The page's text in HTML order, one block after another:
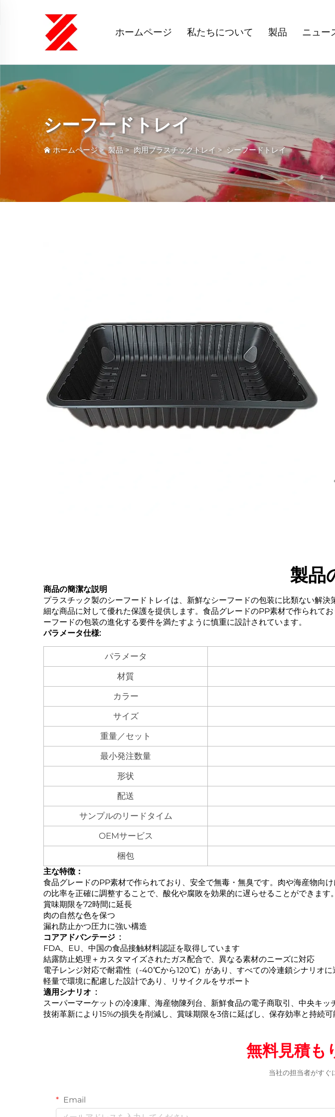
ホームページ 私たちについて 製品 ニュー
シーフードトレイ
ホームページ>製品>肉用プラスチックトレイ > シーフードトレイ
製品
商品の簡潔な説明
プラスチック製のシーフードトレイは、新鮮なシーフードの包装に比類ない解
細な商品に対して優れた保護を提供します。食品グレードのPP素材で作られて
ーフードの包装の進化する要件を満たすように慎重に設計されています。
パラメータ仕様:
パラメータ
材質
カラー
サイズ
重量／セット
最小発注数量
形状
配送
サンプルのリードタイム
OEMサービス
梱包
主な特徴：
食品グレードのPP素材で作られており、安全で無毒・無臭です。肉や海産物向
の比率を正確に調整することで、酸化や腐敗を効果的に遅らせることができます
賞味期限を72時間に延長
肉の自然な色を保つ
漏れ防止かつ圧力に強い構造
コアアドバンテージ ‌ :
FDA、EU、中国の食品接触材料認証を取得しています
結露防止処理＋カスタマイズされたガス配合で、異なる素材のニーズに対応
電子レンジ対応で耐霜性（-40℃から120℃）があり、すべての冷連鎖シナリオに
軽量で環境に配慮した設計であり、リサイクルをサポート
適用シナリオ ‌ :
スーパーマーケットの冷凍庫、海産物陳列台、新鮮食品の電子商取引、中央キッ
技術革新により15%の損失を削減し、賞味期限を3倍に延ばし、保存効率と持続可
無料見積も
当社の担当者がすぐ
Email